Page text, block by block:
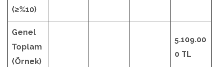
(≥%10)
Genel
Toplam
(Örnek)
5.109.00
0 TL